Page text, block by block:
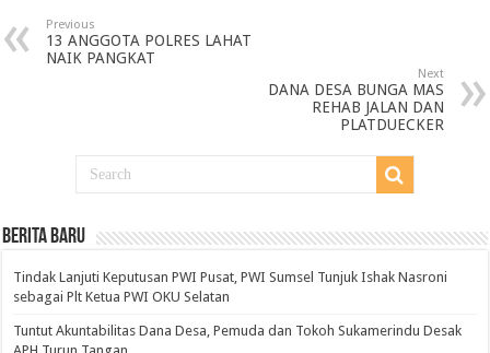
Previous
13 ANGGOTA POLRES LAHAT
NAIK PANGKAT
Next
DANA DESA BUNGA MAS
REHAB JALAN DAN
PLATDUECKER
BERITA BARU
Tindak Lanjuti Keputusan PWI Pusat, PWI Sumsel Tunjuk Ishak Nasroni
sebagai Plt Ketua PWI OKU Selatan
Tuntut Akuntabilitas Dana Desa, Pemuda dan Tokoh Sukamerindu Desak